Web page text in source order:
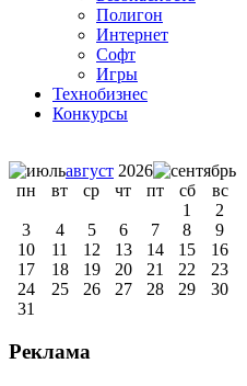
Полигон
Интернет
Софт
Игры
Технобизнес
Конкурсы
август 2026
пн
вт ср чт пт сб
вс
1
2
3
4 5 6 7 8
9
10
11 12 13 14 15
16
17
18 19 20 21 22
23
24
25 26 27 28 29
30
31
Реклама